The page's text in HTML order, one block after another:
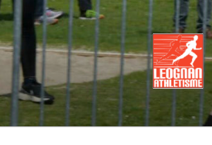
Aller
au
contenu
principal